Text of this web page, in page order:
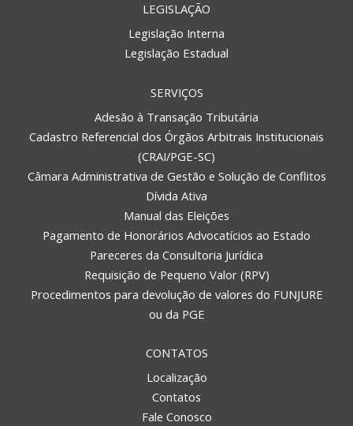
LEGISLAÇÃO
Legislação Interna
Legislação Estadual
SERVIÇOS
Adesão à Transação Tributária
Cadastro Referencial dos Órgãos Arbitrais Institucionais
(CRAI/PGE-SC)
Câmara Administrativa de Gestão e Solução de Conflitos
Dívida Ativa
Manual das Eleições
Pagamento de Honorários Advocatícios ao Estado
Pareceres da Consultoria Jurídica
Requisição de Pequeno Valor (RPV)
Procedimentos para devolução de valores do FUNJURE
ou da PGE
CONTATOS
Localização
Contatos
Fale Conosco